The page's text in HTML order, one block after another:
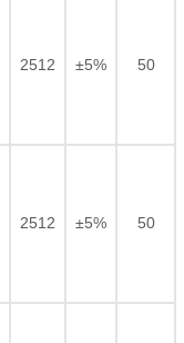
2512 ±5% 50
2512 ±5% 50